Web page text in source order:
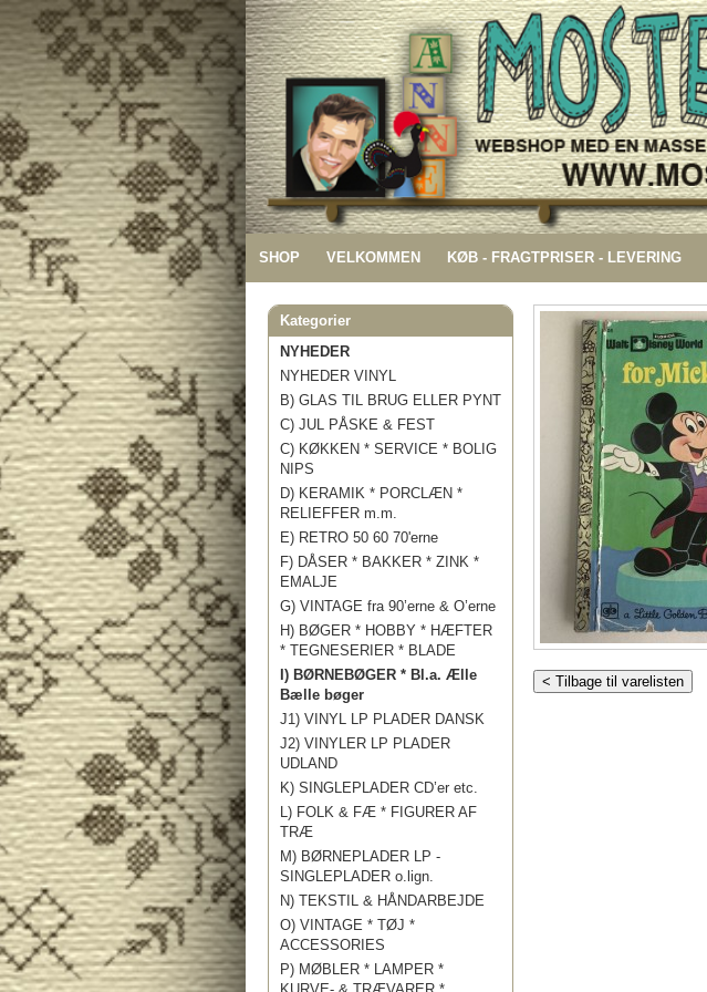
SHOP VELKOMMEN KØB - FRAGTPRISER - LEVERING
Kategorier
NYHEDER
NYHEDER VINYL
B) GLAS TIL BRUG ELLER PYNT
C) JUL PÅSKE & FEST
C) KØKKEN * SERVICE * BOLIG
NIPS
D) KERAMIK * PORCLÆN *
RELIEFFER m.m.
E) RETRO 50 60 70'erne
F) DÅSER * BAKKER * ZINK *
EMALJE
G) VINTAGE fra 90’erne & O’erne
H) BØGER * HOBBY * HÆFTER
* TEGNESERIER * BLADE
I) BØRNEBØGER * Bl.a. Ælle
Bælle bøger
J1) VINYL LP PLADER DANSK
J2) VINYLER LP PLADER
UDLAND
K) SINGLEPLADER CD’er etc.
L) FOLK & FÆ * FIGURER AF
TRÆ
M) BØRNEPLADER LP -
SINGLEPLADER o.lign.
N) TEKSTIL & HÅNDARBEJDE
O) VINTAGE * TØJ *
ACCESSORIES
P) MØBLER * LAMPER *
< Tilbage til varelisten